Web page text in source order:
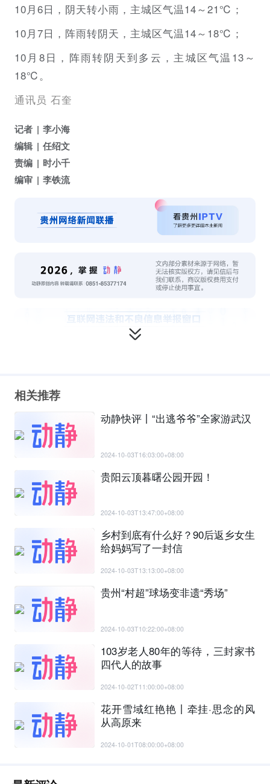
10月6日，阴天转小雨，主城区气温14～21℃；
10月7日，阵雨转阴天，主城区气温14～18℃；
10月8日，阵雨转阴天到多云，主城区气温13～
18℃。
通讯员 石奎
记者
李小海
编辑
任绍文
责编
时小千
编审
李铁流
相关推荐
动静快评丨“出逃爷爷”全家游武汉
2024-10-03T16:03:00+08:00
贵阳云顶暮曙公园开园！
2024-10-03T13:47:00+08:00
乡村到底有什么好？90后返乡女生
给妈妈写了一封信
2024-10-03T13:13:00+08:00
贵州“村超”球场变非遗“秀场”
2024-10-03T10:22:00+08:00
103岁老人80年的等待，三封家书
四代人的故事
2024-10-02T11:00:00+08:00
花开雪域红艳艳丨牵挂·思念的风
从高原来
2024-10-01T08:00:00+08:00